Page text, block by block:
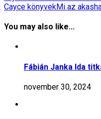
Cayce könyvekMi az
You may also like...
Fábián Janka Ida
november 30, 2024